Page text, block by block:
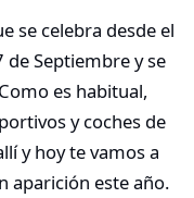
se celebra desde el
Septiembre y se
es habitual,
y coches de
y hoy te vamos a
aparición este año.